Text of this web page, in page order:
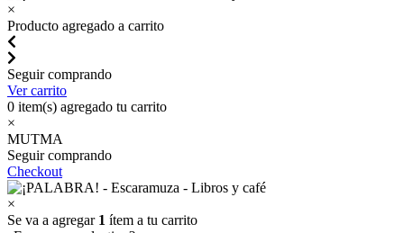
×
Producto agregado a carrito
Seguir comprando
Ver carrito
0 item(s) agregado tu carrito
×
MUTMA
Seguir comprando
Checkout
×
Se va a agregar 1 ítem a tu carrito